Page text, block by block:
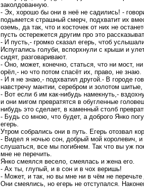
заколдованную.
- Эх, хорошо бы они в неё не садились! -
подымется страшный смерч, подхватит их
оземь, да так, что и косточек от них не
пусть остережется другим про это
- И пусть,- громко сказал егерь, чтоб
Испугались голуби, вспорхнули с крыши и
сидят, разговаривают.
- Оно, может, конечно, статься, что ни мост,
орёл,- но что потом спасёт их, право, не знаю.
- И я не знаю,- подхватил другой.- В городе
навстречу мантии, серебром и золотом
- Вот если б им как-нибудь намекнуть,-
и они мигом превратятся в обугленные
нибудь это сделает, в каменный столб
- Будь со мною, что будет, а доброго Янко
егерь.
Утром собрались они в путь. Егерь отозвал
- Видел я ночью сон, добрый мой королевич,
слушаться, все мы погибнем. Так что вы уж
мне не перечить.
Янко смеялся весело, смеялась и жена его.
- Ах ты, глупый, и в сон и в чох веришь!
- Может, и так, но вы мне ни в чём не
Они смеялись, но егерь не отступался.